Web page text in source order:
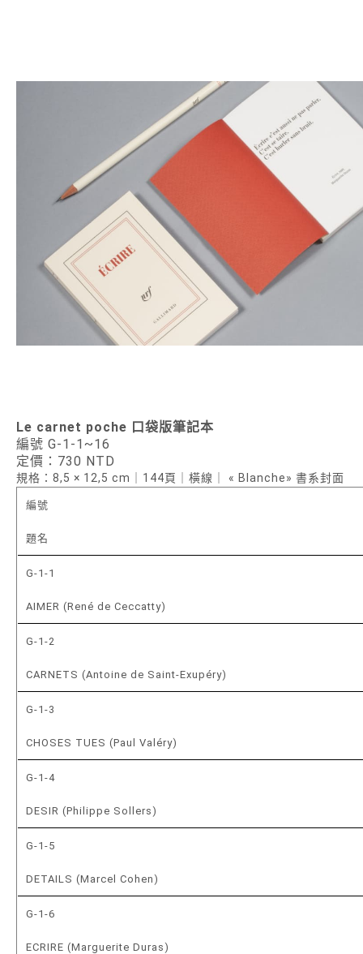
Le carnet poche 口袋版筆記本
編號 G-1-1~16
定價：730 NTD
規格：8,5 × 12,5 cm｜144頁｜橫線｜ « Blanche» 書系封面
編號
題名
G-1-1
AIMER (René de Ceccatty)
G-1-2
CARNETS (Antoine de Saint-Exupéry)
G-1-3
CHOSES TUES (Paul Valéry)
G-1-4
DESIR (Philippe Sollers)
G-1-5
DETAILS (Marcel Cohen)
G-1-6
ECRIRE (Marguerite Duras)